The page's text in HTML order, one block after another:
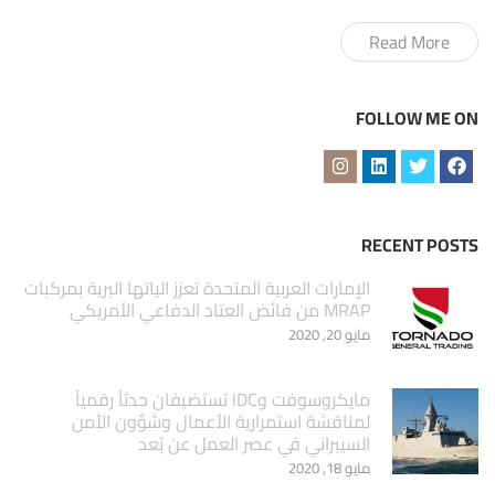
Read More
FOLLOW ME ON
RECENT POSTS
الإمارات العربية المتحدة تعزز الياتها البرية بمركبات
MRAP من فائض العتاد الدفاعي الأمريكي
مايو 20, 2020
مايكروسوفت وIDC تستضيفان حدثاً رقمياً
لمناقشة استمرارية الأعمال وشؤون الأمن
السيبراني في عصر العمل عن بُعد
مايو 18, 2020